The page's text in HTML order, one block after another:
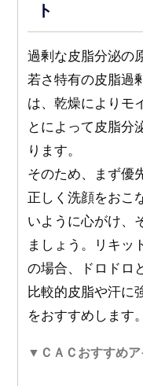
ト
過剰な皮脂分泌の
若さ特有の皮脂過
は、乾燥によりモ
とによって皮脂分
ります。
そのため、まず優
正しく洗顔をおこ
いように心がけ、
ましょう。リキッ
の場合、ドロドロ
比較的皮脂や汗に
をおすすめします。
▼ＣＡＣおすすめア